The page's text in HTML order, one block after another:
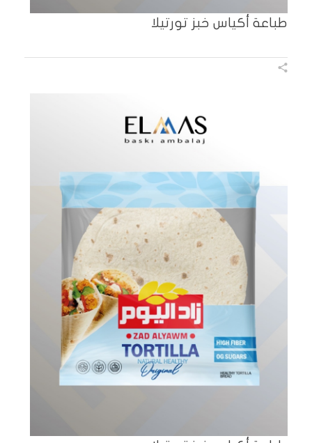
طباعة أكياس خبز تورتيلا